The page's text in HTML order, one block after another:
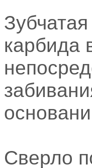
карбида
Сверло